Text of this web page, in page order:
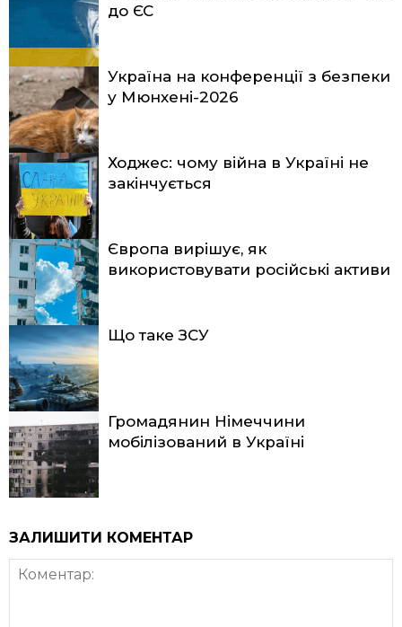
до ЄС
Україна на конференції з безпеки
у Мюнхені-2026
Ходжес: чому війна в Україні не
закінчується
Європа вирішує, як
використовувати російські активи
Що таке ЗСУ
Громадянин Німеччини
мобілізований в Україні
ЗАЛИШИТИ КОМЕНТАР